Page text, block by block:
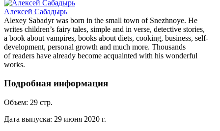
Алексей Сабадырь
Alexey Sabadyr was born in the small town of Snezhnoye. He
writes children’s fairy tales, simple and in verse, detective stories,
a book about vampires, books about diets, cooking, business, self-
development, personal growth and much more. Thousands
of readers have already become acquainted with his wonderful
works.
Подробная информация
Объем: 29 стр.
Дата выпуска: 29 июня 2020 г.